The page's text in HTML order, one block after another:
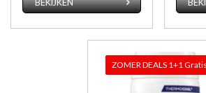
BEKIJKEN
ZOMER DEALS 1+1 Gratis